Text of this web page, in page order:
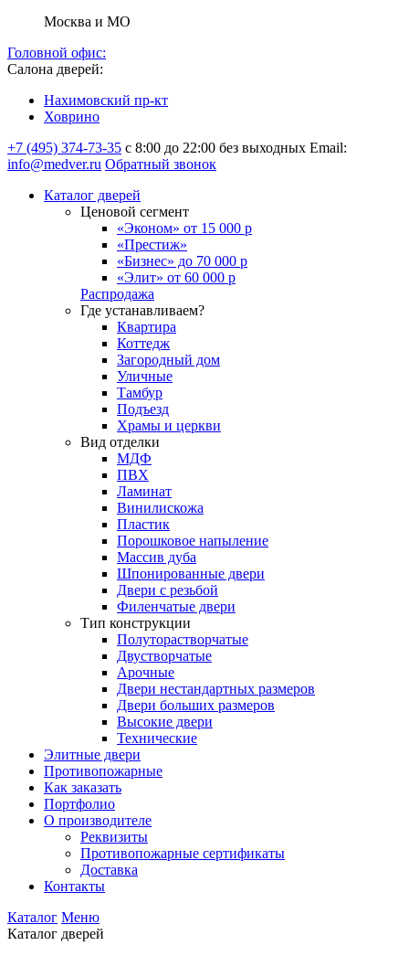
Москва и МО
Головной офис:
Салона дверей:
Нахимовский пр-кт
Ховрино
+7 (495) 374-73-35 с 8:00 до 22:00 без выходных Email:
info@medver.ru Обратный звонок
Каталог дверей
Ценовой сегмент
«Эконом» от 15 000 р
«Престиж»
«Бизнес» до 70 000 р
«Элит» от 60 000 р
Распродажа
Где устанавливаем?
Квартира
Коттедж
Загородный дом
Уличные
Тамбур
Подъезд
Храмы и церкви
Вид отделки
МДФ
ПВХ
Ламинат
Винилискожа
Пластик
Порошковое напыление
Массив дуба
Шпонированные двери
Двери с резьбой
Филенчатые двери
Тип конструкции
Полуторастворчатые
Двустворчатые
Арочные
Двери нестандартных размеров
Двери больших размеров
Высокие двери
Технические
Элитные двери
Противопожарные
Как заказать
Портфолио
О производителе
Реквизиты
Противопожарные сертификаты
Доставка
Контакты
Каталог Меню
Каталог дверей